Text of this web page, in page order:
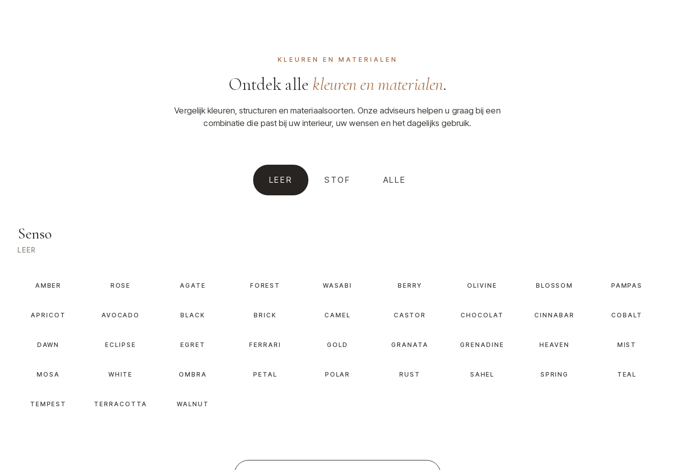
KLEUREN EN MATERIALEN
Ontdek alle kleuren en materialen.
Vergelijk kleuren, structuren en materiaalsoorten. Onze adviseurs helpen u graag bij een
combinatie die past bij uw interieur, uw wensen en het dagelijks gebruik.
LEER STOF ALLE
Senso
LEER
AMBER ROSE AGATE FOREST WASABI BERRY OLIVINE BLOSSOM PAMPAS
APRICOT AVOCADO BLACK BRICK CAMEL CASTOR CHOCOLAT CINNABAR COBALT
DAWN ECLIPSE EGRET FERRARI GOLD GRANATA GRENADINE HEAVEN MIST
MOSA WHITE OMBRA PETAL POLAR RUST SAHEL SPRING TEAL
TEMPEST TERRACOTTA WALNUT